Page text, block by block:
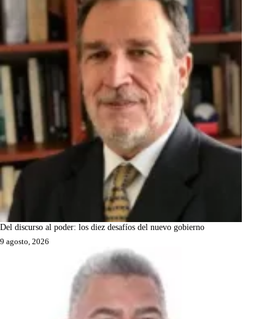
Del discurso al poder: los diez desafíos del nuevo gobierno
9 agosto, 2026